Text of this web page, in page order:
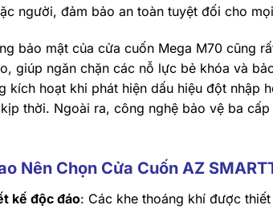
người, đảm bảo an toàn tuyệt đối cho
bảo mật của cửa cuốn Mega M70 cũng
giúp ngăn chặn các nỗ lực bẻ khóa và
kích hoạt khi phát hiện dấu hiệu đột nhập
thời. Ngoài ra, công nghệ bảo vệ ba
Nên Chọn Cửa Cuốn AZ
kế độc đáo: Các khe thoáng khí được